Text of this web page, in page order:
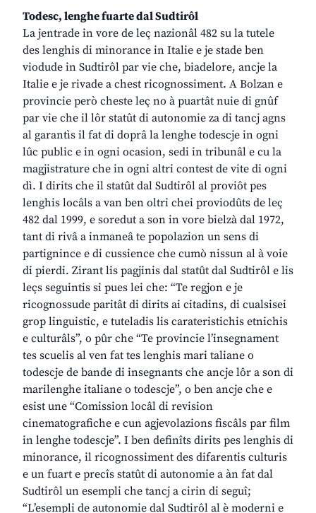
Todesc, lenghe fuarte dal Sudtirôl
La jentrade in vore de leç nazionâl 482 su la tutele
des lenghis di minorance in Italie e je stade ben
viodude in Sudtirôl par vie che, biadelore, ancje la
Italie e je rivade a chest ricognossiment. A Bolzan e
provincie però cheste leç no à puartât nuie di gnûf
par vie che il lôr statût di autonomie za di tancj agns
al garantìs il fat di doprâ la lenghe todescje in ogni
lûc public e in ogni ocasion, sedi in tribunâl e cu la
magjistrature che in ogni altri contest de vite di ogni
dì. I dirits che il statût dal Sudtirôl al proviôt pes
lenghis locâls a van ben oltri chei proviodûts de leç
482 dal 1999, e soredut a son in vore bielzà dal 1972,
tant di rivâ a inmaneâ te popolazion un sens di
partignince e di cussience che cumò nissun al à voie
di pierdi. Zirant lis pagjinis dal statût dal Sudtirôl e lis
leçs seguintis si pues lei che: “Te regjon e je
ricognossude paritât di dirits ai citadins, di cualsisei
grop linguistic, e tuteladis lis carateristichis etnichis
e culturâls”, o pûr che “Te provincie l’insegnament
tes scuelis al ven fat tes lenghis mari taliane o
todescje de bande di insegnants che ancje lôr a son di
marilenghe italiane o todescje”, o ben ancje che e
esist une “Comission locâl di revision
cinematografiche e cun agjevolazions fiscâls par film
in lenghe todescje”. I ben definîts dirits pes lenghis di
minorance, il ricognossiment des difarentis culturis
e un fuart e precîs statût di autonomie a àn fat dal
Sudtirôl un esempli che tancj a cirin di seguî;
“L’esempli de autonomie dal Sudtirôl al è moderni e